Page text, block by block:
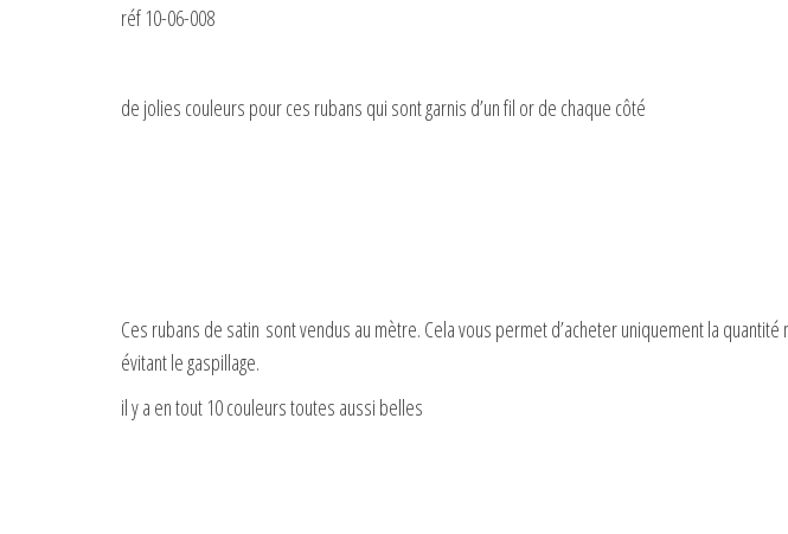
réf 10-06-008
de jolies couleurs pour ces rubans qui sont garnis d’un fil or de chaque côté
Ces rubans de satin sont vendus au mètre. Cela vous permet d’acheter uniquement la
évitant le gaspillage.
il y a en tout 10 couleurs toutes aussi belles